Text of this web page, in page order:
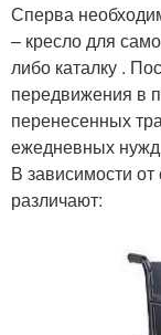
Сперва
– кресло для
либо каталку .
передвижения в
перенесенных
ежедневных нужд
В зависимости
различают: